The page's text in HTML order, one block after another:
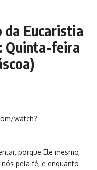
da Eucaristia
Quinta-feira
watch?
porque Ele mesmo,
pela fé, e enquanto